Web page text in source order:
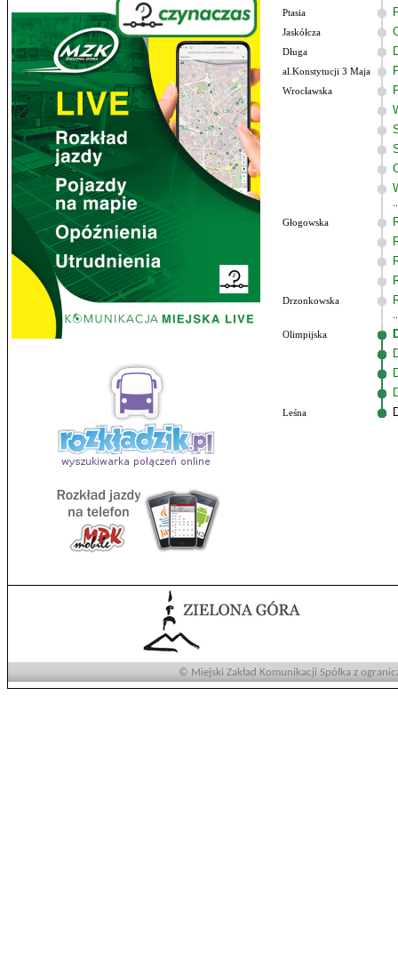
Ptasia
Jaskółcza
Długa
al.Konstytucji 3 Maja
Wrocławska
Głogowska
Drzonkowska
Olimpijska
Leśna
© Miejski Zakład Komunikacji Spółka z